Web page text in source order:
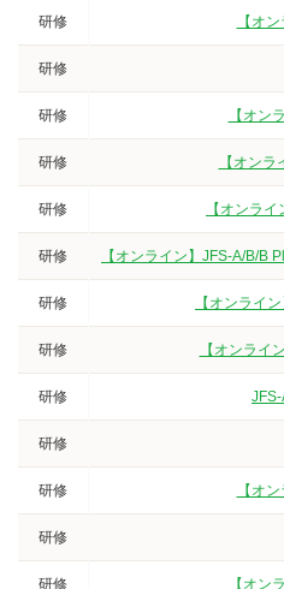
研修 【オ
研修
研修 【オ
研修 【オン
研修 【オンラ
研修 【オンライン】JFS-A/B/B
研修 【オンライ
研修 【オンライ
研修
研修
研修 【オ
研修
研修 【オ